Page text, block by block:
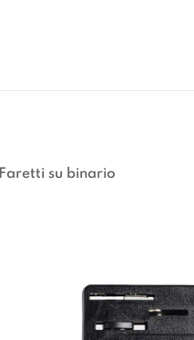
Faretti su binario